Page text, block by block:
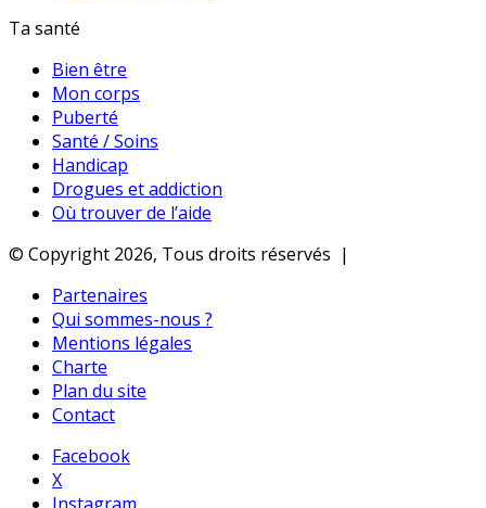
Ta santé
Bien être
Mon corps
Puberté
Santé / Soins
Handicap
Drogues et addiction
Où trouver de l’aide
© Copyright 2026, Tous droits réservés |
Partenaires
Qui sommes-nous ?
Mentions légales
Charte
Plan du site
Contact
Facebook
X